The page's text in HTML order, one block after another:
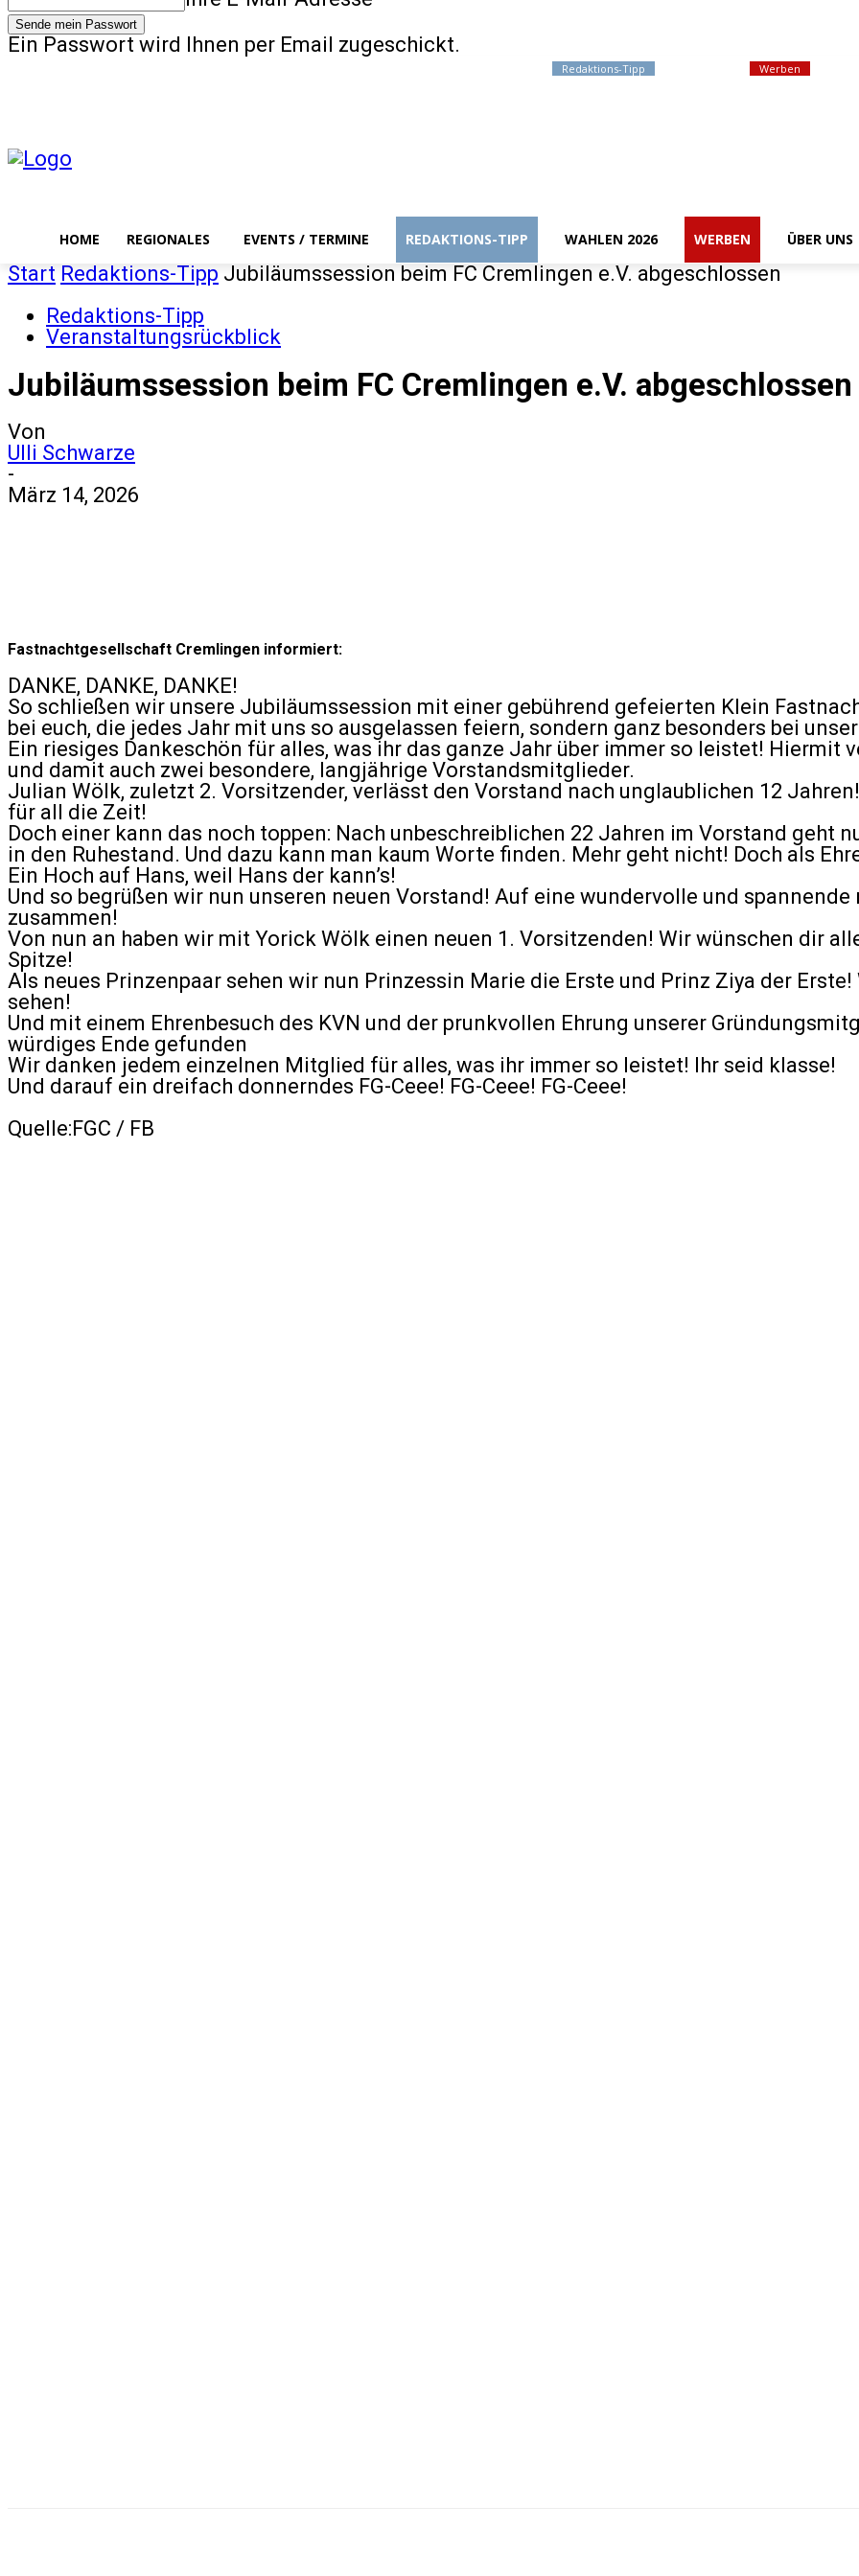
Ein Passwort wird Ihnen per Email zugeschickt.
Redaktions-Tipp Werben
HOME REGIONALES EVENTS / TERMINE REDAKTIONS-TIPP WAHLEN 2026 WERBEN ÜBER UNS
Start Redaktions-Tipp Jubiläumssession beim FC Cremlingen e.V. abgeschlossen
Redaktions-Tipp
Veranstaltungsrückblick
Jubiläumssession beim FC Cremlingen e.V. abgeschlossen
Von
Ulli Schwarze
-
März 14, 2026
Fastnachtgesellschaft Cremlingen informiert:
DANKE, DANKE, DANKE!
So schließen wir unsere Jubiläumssession mit einer gebührend gefeierten Klein
bei euch, die jedes Jahr mit uns so ausgelassen feiern, sondern ganz besonders bei
Ein riesiges Dankeschön für alles, was ihr das ganze Jahr über immer so leistet! Hiermit
und damit auch zwei besondere, langjährige Vorstandsmitglieder.
Julian Wölk, zuletzt 2. Vorsitzender, verlässt den Vorstand nach unglaublichen 12
für all die Zeit!
Doch einer kann das noch toppen: Nach unbeschreiblichen 22 Jahren im Vorstand geht
in den Ruhestand. Und dazu kann man kaum Worte finden. Mehr geht nicht! Doch als
Ein Hoch auf Hans, weil Hans der kann’s!
Und so begrüßen wir nun unseren neuen Vorstand! Auf eine wundervolle und
zusammen!
Von nun an haben wir mit Yorick Wölk einen neuen 1. Vorsitzenden! Wir wünschen dir
Spitze!
Als neues Prinzenpaar sehen wir nun Prinzessin Marie die Erste und Prinz Ziya der
sehen!
Und mit einem Ehrenbesuch des KVN und der prunkvollen Ehrung unserer
würdiges Ende gefunden
Wir danken jedem einzelnen Mitglied für alles, was ihr immer so leistet! Ihr seid klasse!
Und darauf ein dreifach donnerndes FG-Ceee! FG-Ceee! FG-Ceee!
Quelle:FGC / FB